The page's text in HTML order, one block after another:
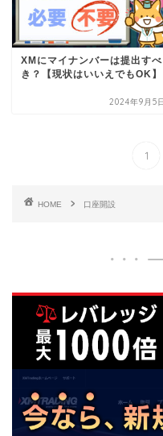
XMにマイナンバーは提出すべ
き？【現状はいいえでもOK】
2024年9月5
1
HOME 口座開設